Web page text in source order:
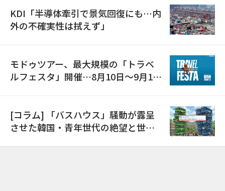
KDI「半導体牽引で景気回復にも…内
外の不確実性は拭えず」
モドゥツアー、最大規模の「トラベ
ルフェスタ」開催…8月10日～9月11
[コラム] 「バスハウス」騒動が露呈
させた韓国・青年世代の絶望と世代